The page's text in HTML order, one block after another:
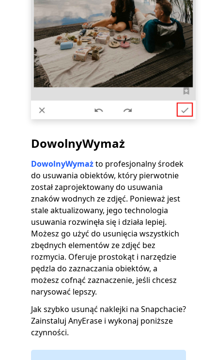
DowolnyWymaż
DowolnyWymażto profesjonalny środek
do usuwania obiektów, który pierwotnie
został zaprojektowany do usuwania
znaków wodnych ze zdjęć. Ponieważ jest
stale aktualizowany, jego technologia
usuwania rozwinęła się i działa lepiej.
Możesz go użyć do usunięcia wszystkich
zbędnych elementów ze zdjęć bez
rozmycia. Oferuje prostokąt i narzędzie
pędzla do zaznaczania obiektów, a
możesz cofnąć zaznaczenie, jeśli chcesz
narysować lepszy.
Jak szybko usunąć naklejki na Snapchacie?
Zainstaluj AnyErase i wykonaj poniższe
czynności.